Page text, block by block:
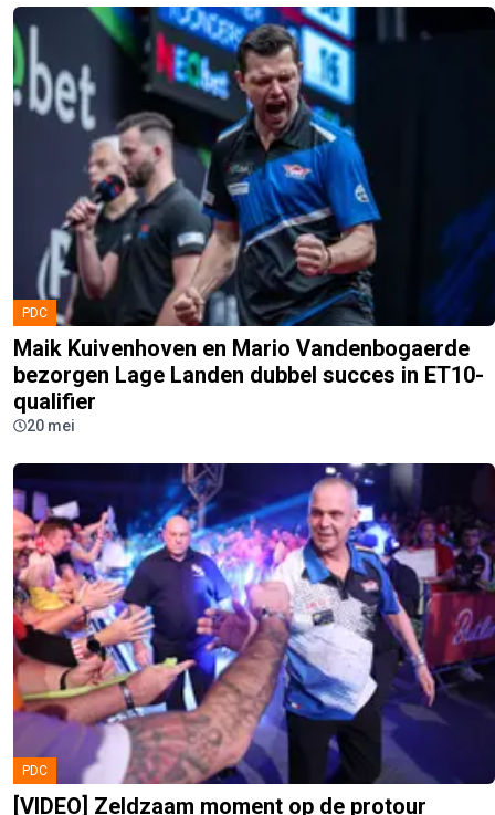
PDC
Maik Kuivenhoven en Mario Vandenbogaerde
bezorgen Lage Landen dubbel succes in ET10-
qualifier
20 mei
PDC
[VIDEO] Zeldzaam moment op de protour